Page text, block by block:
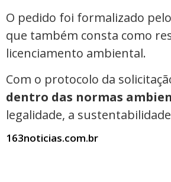
O pedido foi formalizado pelo
que também consta como
licenciamento ambiental.
Com o protocolo da
dentro das normas
legalidade, a
163noticias.com.br